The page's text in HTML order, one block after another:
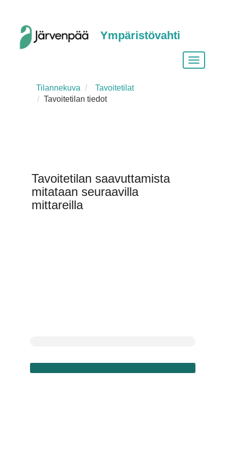
Ympäristövahti
Vaihda
Tilannekuva
Tavoitetilat
Tavoitetilan tiedot
Tavoitetilan saavuttamista
mitataan seuraavilla
mittareilla